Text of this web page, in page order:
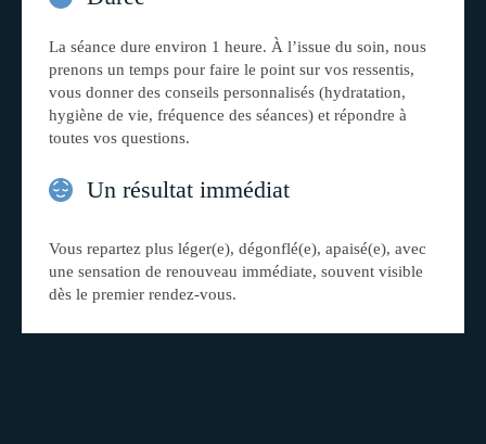
La séance dure environ 1 heure. À l’issue du soin, nous
prenons un temps pour faire le point sur vos ressentis,
vous donner des conseils personnalisés (hydratation,
hygiène de vie, fréquence des séances) et répondre à
toutes vos questions.
Un résultat immédiat
Vous repartez plus léger(e), dégonflé(e), apaisé(e), avec
une sensation de renouveau immédiate, souvent visible
dès le premier rendez-vous.